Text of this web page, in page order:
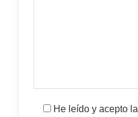
He leído y acepto la